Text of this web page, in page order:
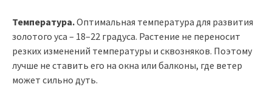
Температура.Оптимальная температура для развития
золотого уса – 18–22 градуса. Растение не переносит
резких изменений температуры и сквозняков. Поэтому
лучше не ставить его на окна или балконы, где ветер
может сильно дуть.